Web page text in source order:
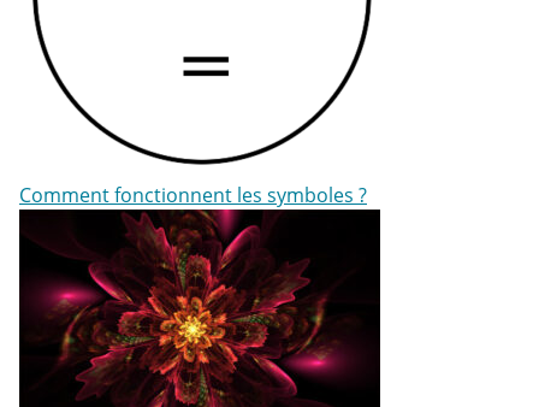
Comment fonctionnent les symboles ?